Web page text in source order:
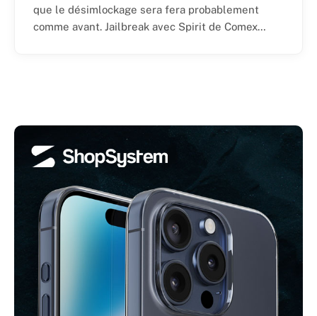
que le désimlockage sera fera probablement
comme avant. Jailbreak avec Spirit de Comex…